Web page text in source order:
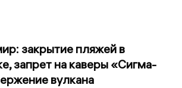
закрытие пляжей в
запрет на каверы «Сигма-
вулкана